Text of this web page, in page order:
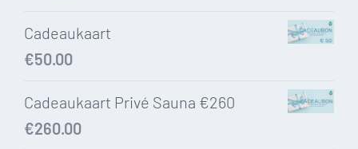
Cadeaukaart
€50.00
Cadeaukaart Privé Sauna €260
€260.00